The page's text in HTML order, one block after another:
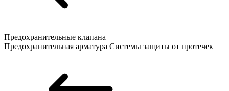
Предохранительные клапана
Предохранительная арматура Системы защиты от протечек